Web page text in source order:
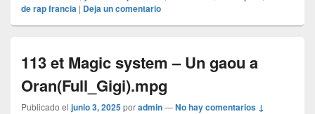
de rap francia | Deja un comentario
113 et Magic system – Un gaou a
Oran(Full_Gigi).mpg
Publicado el junio 3, 2025poradmin—No hay comentarios ↓